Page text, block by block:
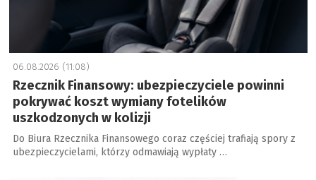
06.08.2026 (11:08)
Rzecznik Finansowy: ubezpieczyciele powinni
pokrywać koszt wymiany fotelików
uszkodzonych w kolizji
Do Biura Rzecznika Finansowego coraz częściej trafiają spory z
ubezpieczycielami, którzy odmawiają wypłaty …